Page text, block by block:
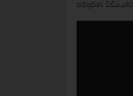
සම්පුර්ණ වීඩියෝව